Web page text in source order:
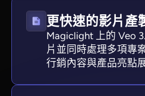
更快速的影片產
Magiclight 上的 Veo
片並同時處理多項專
行銷內容與產品亮點